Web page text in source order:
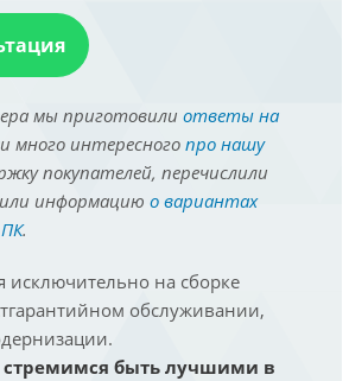
мы приготовили ответы на
много интересного про нашу
покупателей, перечислили
информацию о вариантах
.
исключительно на сборке
обслуживании,
стремимся быть лучшими в